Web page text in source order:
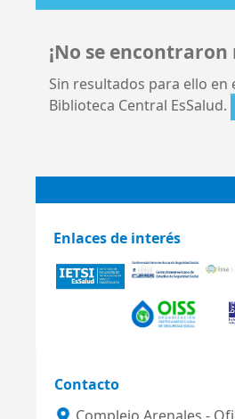
¡No se
Sin resultados para ello en
Biblioteca Central EsSalud.
Enlaces de interés
Contacto